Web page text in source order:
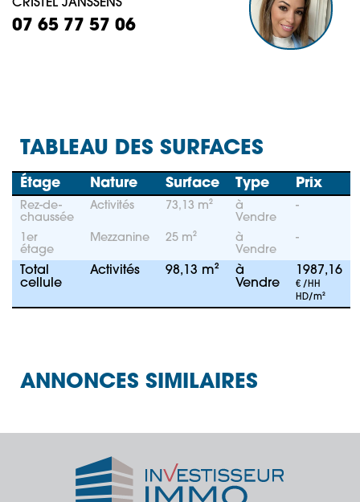
CRISTEL JANSSENS
07 65 77 57 06
TABLEAU DES SURFACES
Étage Nature Surface Type Prix
Rez-de-
chaussée
Activités 73,13 m²
à
Vendre
-
1er
étage
Mezzanine 25 m²
à
Vendre
-
Total
cellule
Activités 98,13 m²
à
Vendre
1987,16
€ /HH
HD/m²
ANNONCES SIMILAIRES